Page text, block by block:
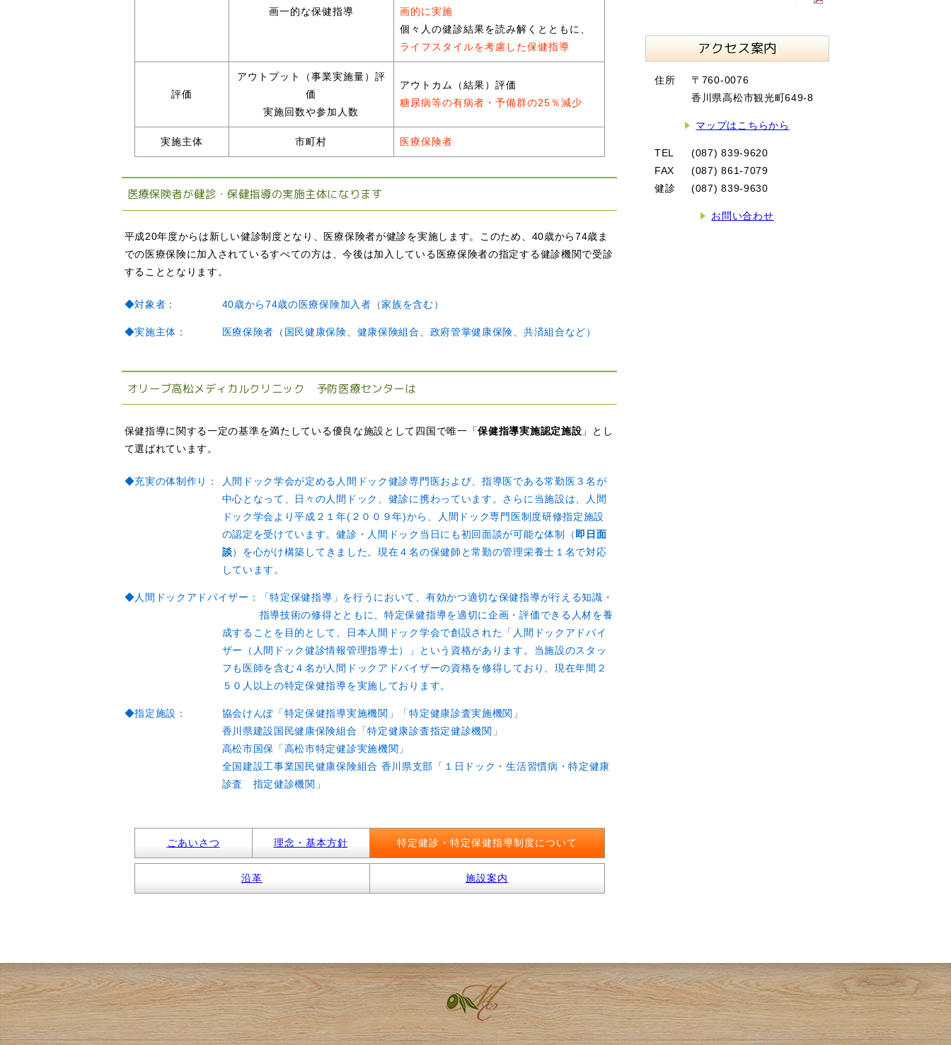
画一的な保健指導
画的に実施
個々人の健診結果を読み解くとともに、
ライフスタイルを考慮した保健指導
評価
アウトプット（事業実施量）評
価
実施回数や参加人数
アウトカム（結果）評価
糖尿病等の有病者・予備群の25％減少
実施主体 市町村 医療保険者
医療保険者が健診・保健指導の実施主体になります
平成20年度からは新しい健診制度となり、医療保険者が健診を実施します。このため、40歳から74歳ま
での医療保険に加入されているすべての方は、今後は加入している医療保険者の指定する健診機関で受診
することとなります。
◆対象者： 40歳から74歳の医療保険加入者（家族を含む）
◆実施主体： 医療保険者（国民健康保険、健康保険組合、政府管掌健康保険、共済組合など）
オリーブ高松メディカルクリニック 予防医療センターは
保健指導に関する一定の基準を満たしている優良な施設として四国で唯一「保健指導実施認定施設 」とし
て選ばれています。
◆充実の体制作り：
人間ドック学会が定める人間ドック健診専門医および、指導医である常勤医３名が
中心となって、日々の人間ドック、健診に携わっています。さらに当施設は、人間
ドック学会より平成２１年(２００９年)から、人間ドック専門医制度研修指定施設
の認定を受けています。健診・人間ドック当日にも初回面談が可能な体制（即日面
談）を心がけ構築してきました。現在４名の保健師と常勤の管理栄養士１名で対応
しています。
◆人間ドックアドバイザー：
「特定保健指導」を行うにおいて、有効かつ適切な保健指導が行える知識・
指導技術の修得とともに、特定保健指導を適切に企画・評価できる人材を養
成することを目的として、日本人間ドック学会で創設された「人間ドックアドバイ
ザー（人間ドック健診情報管理指導士）」という資格があります。当施設のスタッ
フも医師を含む４名が人間ドックアドバイザーの資格を修得しており、現在年間２
５０人以上の特定保健指導を実施しております。
◆指定施設：
協会けんぽ「特定保健指導実施機関」「特定健康診査実施機関」
香川県建設国民健康保険組合「特定健康診査指定健診機関」
高松市国保「高松市特定健診実施機関」
全国建設工事業国民健康保険組合 香川県支部「１日ドック・生活習慣病・特定健康
診査 指定健診機関」
ごあいさつ 理念・基本方針 特定健診・特定保健指導制度について
沿革 施設案内
アクセス案内
住所
〒760-0076
香川県高松市観光町649-8
マップはこちらから
TEL
(087) 839-9620
FAX
(087) 861-7079
健診
(087) 839-9630
お問い合わせ